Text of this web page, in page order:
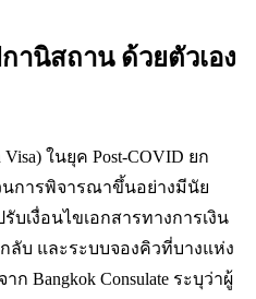
านิสถานด้วยตัวเอง
ในยุค Post-COVID ยก
การพิจารณาขึ้นอย่างมีนัย
เงื่อนไขเอกสารทางการเงิน
ลับ และระบบจองคิวที่บางแห่ง
Bangkok Consulate ระบุว่าผู้